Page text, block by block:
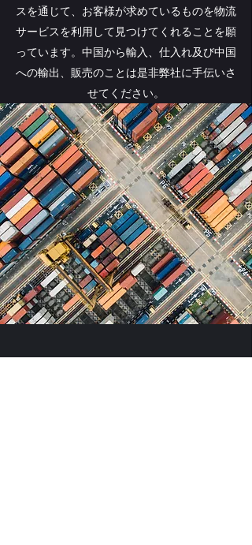
スを通じて、お客様が求めているものを物流
サービスを利用して見つけてくれることを願
っています。中国から輸入、仕入れ及び中国
への輸出、販売のことは是非弊社に手伝いさ
せてください。